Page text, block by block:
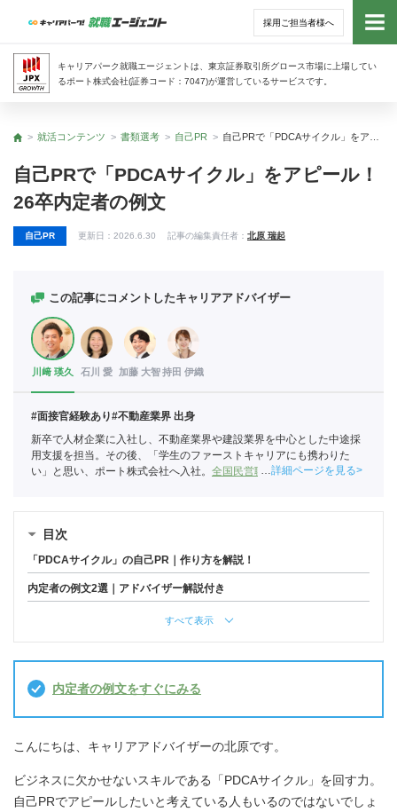
採用ご担当者様へ
キャリアパーク就職エージェントは、東京証券取引所グロース市場に上場してい
るポート株式会社(証券コード：7047)が運営しているサービスです。
トッ
トップ
就活コンテンツ 書類選考 自己PR
自己PRで「PDCAサイクル」をアピール！
26卒内定者の例文
自己PR 更新日： 2026.6.30 記事の編集責任者： 北原 瑞起
この記事にコメントしたキャリアアドバイザー
川﨑 瑛久 石川 愛 加藤 大智持田 伊織
#面接官経験あり#不動産業界 出身
新卒で人材企業に入社し、不動産業界や建設業界を中心とした中途採
用支援を担当。その後、「学生のファーストキャリアにも携わりた
い」と思い、ポート株式会社へ入社。 全国民営職業紹介事業協会職業
詳細ページを見る
目次
「PDCAサイクル」の自己PR｜作り方を解説！
内定者の例文2選｜アドバイザー解説付き
すべて表示
内定者の例文をすぐにみる
こんにちは、キャリアアドバイザーの北原です。
ビジネスに欠かせないスキルである「PDCAサイクル」を回す力。
自己PRでアピールしたいと考えている人もいるのではないでしょ